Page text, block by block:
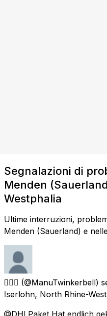
Segnalazioni di
Menden
Westphalia
Ultime interruzioni,
Menden (Sauerland) e
🧚🏻‍♂️ (@ManuTwinkerbell)
Iserlohn, North Rhine-
@DHLPaket Hat endlich